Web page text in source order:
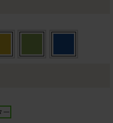
ー